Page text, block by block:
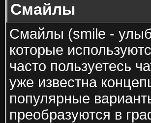
Смайлы
Смайлы (smile -
которые
часто пользуетесь
уже известна
популярные
преобразуются в